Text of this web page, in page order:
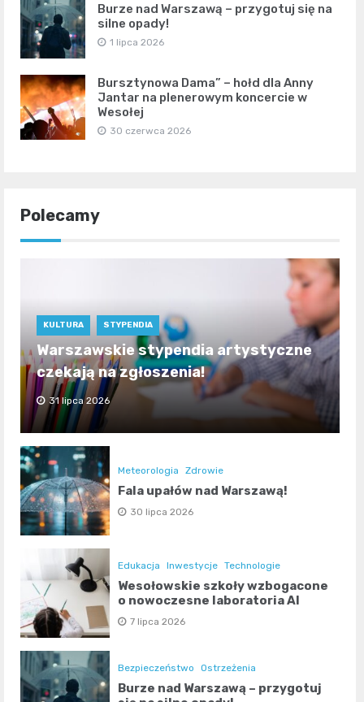
Burze nad Warszawą – przygotuj się na
silne opady!
1 lipca 2026
Bursztynowa Dama” – hołd dla Anny
Jantar na plenerowym koncercie w
Wesołej
30 czerwca 2026
Polecamy
KULTURA STYPENDIA
Warszawskie stypendia artystyczne
czekają na zgłoszenia!
31 lipca 2026
Meteorologia Zdrowie
Fala upałów nad Warszawą!
30 lipca 2026
Edukacja Inwestycje Technologie
Wesołowskie szkoły wzbogacone
o nowoczesne laboratoria AI
7 lipca 2026
Bezpieczeństwo Ostrzeżenia
Burze nad Warszawą – przygotuj